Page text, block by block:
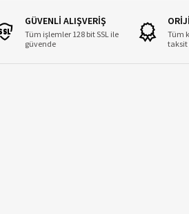
GÜVENLİ ALIŞVERİŞ
Tüm işlemler 128 bit SSL ile
güvende
Tüm
taksit